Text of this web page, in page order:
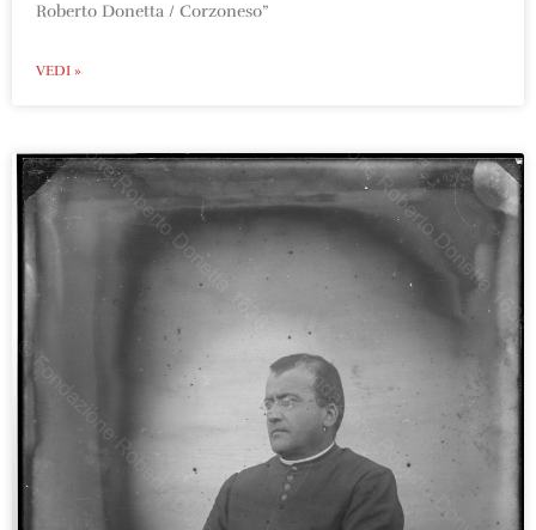
Roberto Donetta / Corzoneso”
VEDI »